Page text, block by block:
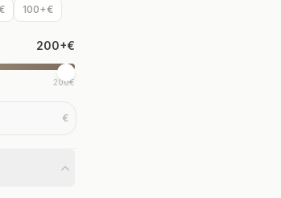
100+€
200+€
200€
€